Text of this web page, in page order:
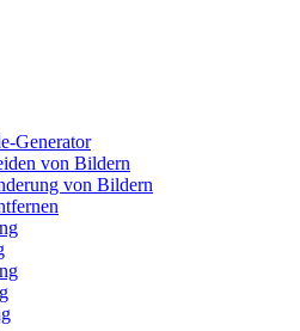
Generator
von Bildern
von Bildern